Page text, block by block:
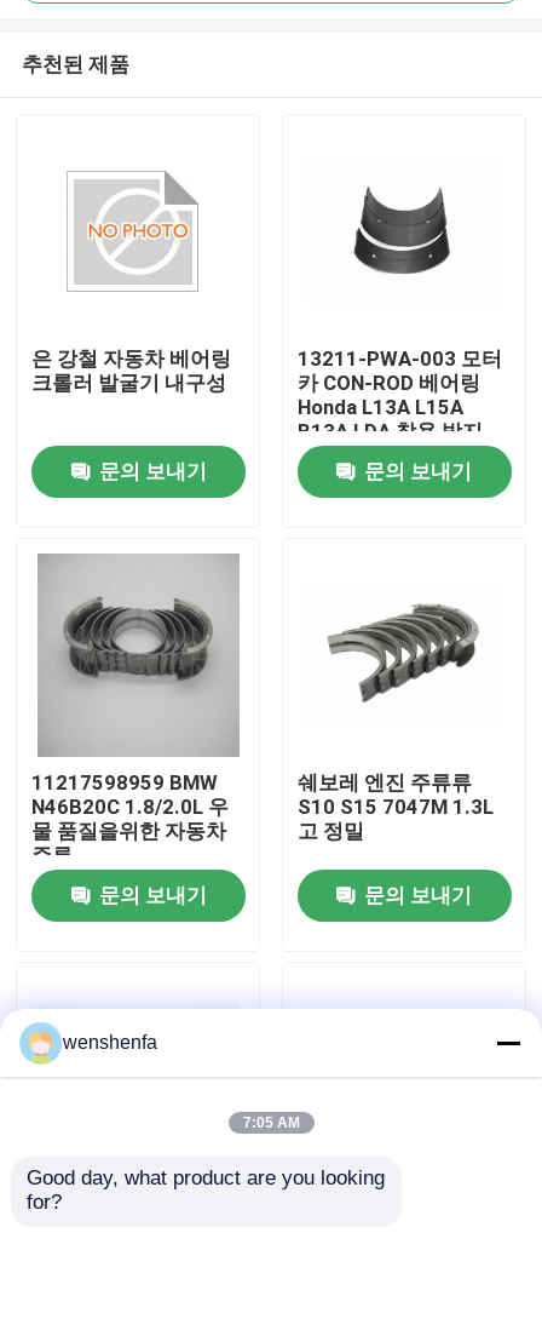
비디오
우리 에 관한 것
공장 투어
저희와 연락
추천된 제품
은 강철 자동차 베어링
크롤러 발굴기 내구성
문의 보내기
13211-PWA-003 모터
카 CON-ROD 베어링
Honda L13A L15A
B13A LDA 착용 방지
문의 보내기
11217598959 BMW
N46B20C 1.8/2.0L 우
물 품질을위한 자동차
주류
문의 보내기
쉐보레 엔진 주류류
S10 S15 7047M 1.3L
고 정밀
문의 보내기
쉐보레 엔진 메인 레이
wenshenfa
7:05 AM
Good day, what product are you looking
for?